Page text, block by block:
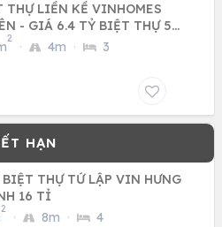
LIỀN KỀ VINHOMES
- GIÁ 6.4 TỶ BIỆT THỰ 5
2
· 4m · 3
THỰ TỨ LẬP VIN HƯNG
16 TỈ
2
· 8m · 4